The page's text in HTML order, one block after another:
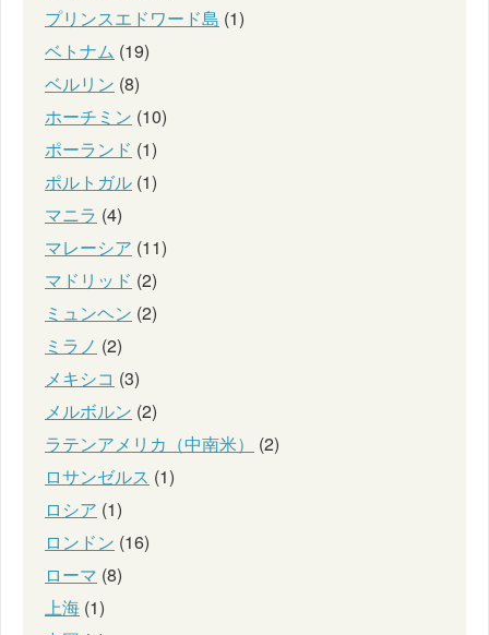
プリンスエドワード島 (1)
ベトナム (19)
ベルリン (8)
ホーチミン (10)
ポーランド (1)
ポルトガル (1)
マニラ (4)
マレーシア (11)
マドリッド (2)
ミュンヘン (2)
ミラノ (2)
メキシコ (3)
メルボルン (2)
ラテンアメリカ（中南米）
(2)
ロサンゼルス (1)
ロシア (1)
ロンドン (16)
ローマ (8)
上海 (1)